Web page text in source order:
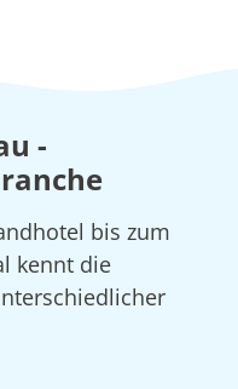
-
bis zum
kennt die